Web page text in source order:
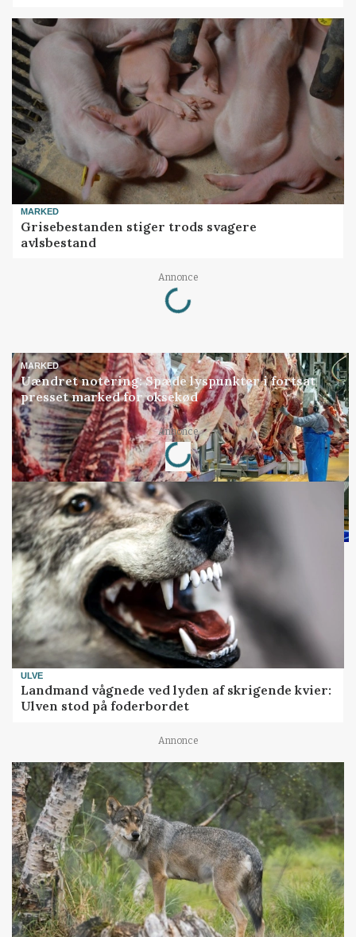
MARKED
Grisebestanden stiger trods svagere
avlsbestand
Annonce
Loading...
MARKED
Uændret notering: Spæde lyspunkter i fortsat
presset marked for oksekød
Annonce
Loading...
ULVE
Landmand vågnede ved lyden af skrigende kvier:
Ulven stod på foderbordet
Annonce